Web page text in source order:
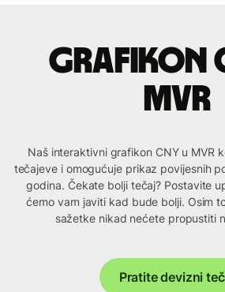
Grafikon
MVR
Naš interaktivni grafikon CNY u MVR
tečajeve i omogućuje prikaz povijesnih
godina. Čekate bolji tečaj? Postavite
ćemo vam javiti kad bude bolji. Osim
sažetke nikad nećete propustiti
Pratite devizni